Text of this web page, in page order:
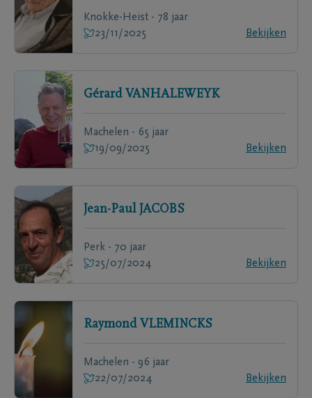
Knokke-Heist - 78 jaar
23/11/2025
Bekijken
Gérard VANHALEWEYK
Machelen - 65 jaar
19/09/2025
Bekijken
Jean-Paul JACOBS
Perk - 70 jaar
25/07/2024
Bekijken
Raymond VLEMINCKS
Machelen - 96 jaar
22/07/2024
Bekijken